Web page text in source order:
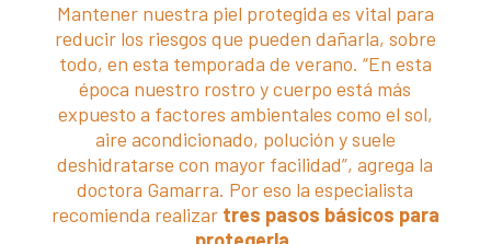
Mantener nuestra piel protegida es vital para
reducir los riesgos que pueden dañarla, sobre
todo, en esta temporada de verano. “En esta
época nuestro rostro y cuerpo está más
expuesto a factores ambientales como el sol,
aire acondicionado, polución y suele
deshidratarse con mayor facilidad”, agrega la
doctora Gamarra. Por eso la especialista
recomienda realizar tres pasos básicos para